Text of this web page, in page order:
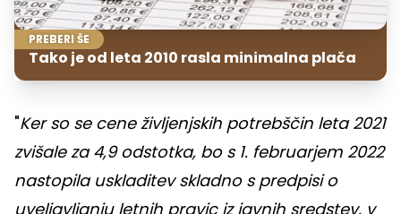
PREBERI ŠE
Tako je od leta 2010 rasla minimalna plača
"Ker so se cene življenjskih potrebščin leta 2021
zvišale za 4,9 odstotka, bo s 1. februarjem 2022
nastopila uskladitev skladno s predpisi o
uveljavljanju letnih pravic iz javnih sredstev, v